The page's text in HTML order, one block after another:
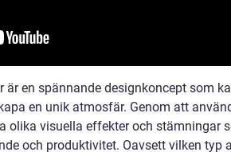
en spännande designkoncept som
en unik atmosfär. Genom att
olika visuella effekter och stämningar
och produktivitet. Oavsett vilken typ